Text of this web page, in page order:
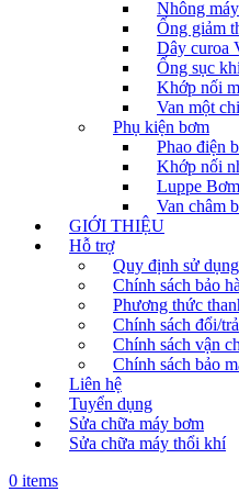
Nhông
Ống giảm
Dây curoa
Ống sục
Khớp nối
Van một
Phụ kiện bơm
Phao điện
Khớp nối
Luppe
Van châm
GIỚI THIỆU
Hỗ trợ
Quy định sử dụng
Chính sách bảo
Phương thức
Chính sách đổi/
Chính sách vận
Chính sách bảo
Liên hệ
Tuyển dụng
Sửa chữa máy bơm
Sửa chữa máy thổi khí
0 items